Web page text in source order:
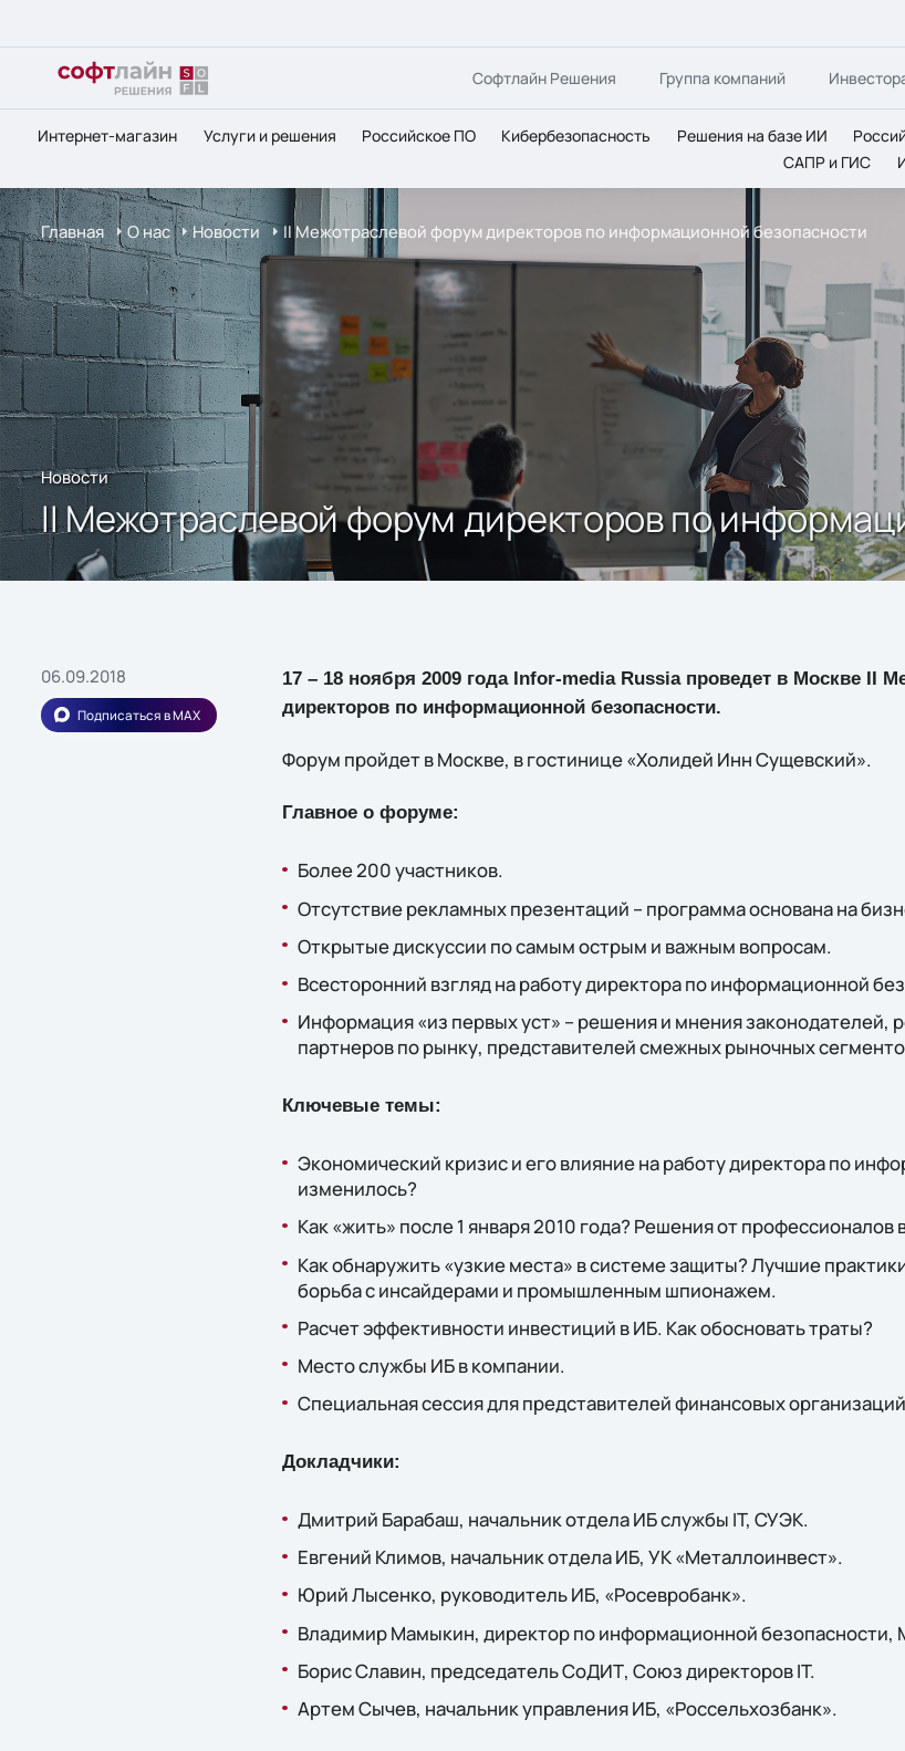
Софтлайн Решения Группа компаний
Интернет-магазин Услуги и решения Российское ПО Кибербезопасность Решения на базе ИИ
САПР и ГИС
Главная О нас Новости II Межотраслевой форум директоров по информационной безопасности
Новости
II Межотраслевой форум директоров по
06.09.2018
Подписаться в MAX
17 – 18 ноября 2009 года Infor-media Russia проведет в Москве II
директоров по информационной безопасности.
Форум пройдет в Москве, в гостинице «Холидей Инн Сущевский».
Главное о форуме:
Более 200 участников.
Отсутствие рекламных презентаций – программа основана на
Открытые дискуссии по самым острым и важным вопросам.
Всесторонний взгляд на работу директора по информационной
Информация «из первых уст» – решения и мнения законодателей,
партнеров по рынку, представителей смежных рыночных
Ключевые темы:
Экономический кризис и его влияние на работу директора по
изменилось?
Как «жить» после 1 января 2010 года? Решения от профессионалов
Как обнаружить «узкие места» в системе защиты? Лучшие
борьба с инсайдерами и промышленным шпионажем.
Расчет эффективности инвестиций в ИБ. Как обосновать траты?
Место службы ИБ в компании.
Специальная сессия для представителей финансовых
Докладчики:
Дмитрий Барабаш, начальник отдела ИБ службы IT, СУЭК.
Евгений Климов, начальник отдела ИБ, УК «Металлоинвест».
Юрий Лысенко, руководитель ИБ, «Росевробанк».
Владимир Мамыкин, директор по информационной безопасности,
Борис Славин, председатель СоДИТ, Союз директоров IT.
Артем Сычев, начальник управления ИБ, «Россельхозбанк».